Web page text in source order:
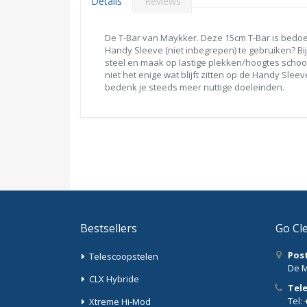
De T-Bar van Maykker. Deze 15cm T-Bar is
Handy Sleeve (niet inbegrepen) te gebruiken?
steel en maak op lastige plekken/hoogtes
niet het enige wat blijft zitten op de Handy
bedenk je steeds meer nuttige doeleinden.
Bestsellers
Telescoopstelen
CLX Hybride
Xtreme Hi-Mod
Go
De
Tel: